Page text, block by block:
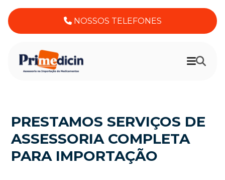
NOSSOS TELEFONES
PRESTAMOS SERVIÇOS DE
ASSESSORIA COMPLETA
PARA IMPORTAÇÃO